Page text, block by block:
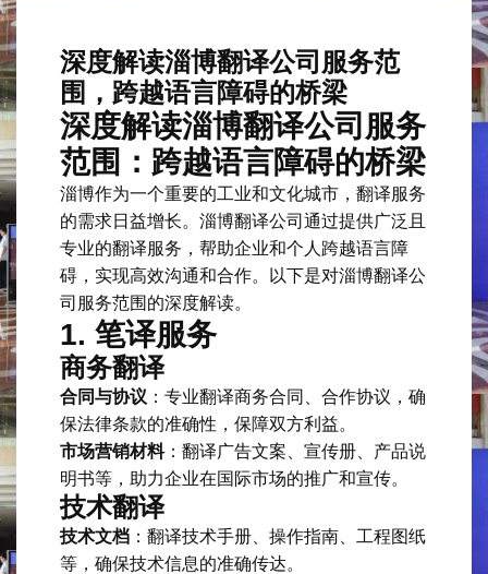
深度解读淄博翻译公司服务范
围，跨越语言障碍的桥梁
深度解读淄博翻译公司服务
范围：跨越语言障碍的桥梁
淄博作为一个重要的工业和文化城市，翻译服务
的需求日益增长。淄博翻译公司通过提供广泛且
专业的翻译服务，帮助企业和个人跨越语言障
碍，实现高效沟通和合作。以下是对淄博翻译公
司服务范围的深度解读。
1. 笔译服务
商务翻译
合同与协议 ：专业翻译商务合同、合作协议，确
保法律条款的准确性，保障双方利益。
市场营销材料：翻译广告文案、宣传册、产品说
明书等，助力企业在国际市场的推广和宣传。
技术翻译
技术文档 ：翻译技术手册、操作指南、工程图纸
等，确保技术信息的准确传达。